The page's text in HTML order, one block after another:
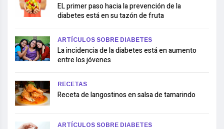
EL primer paso hacia la prevención de la
diabetes está en su tazón de fruta
ARTÍCULOS SOBRE DIABETES
La incidencia de la diabetes está en aumento
entre los jóvenes
RECETAS
Receta de langostinos en salsa de tamarindo
ARTÍCULOS SOBRE DIABETES